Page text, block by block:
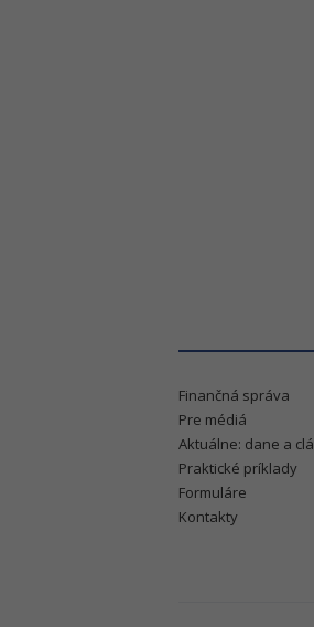
Finančná správa
Pre médiá
Aktuálne: dane a clá
Praktické príklady
Formuláre
Kontakty